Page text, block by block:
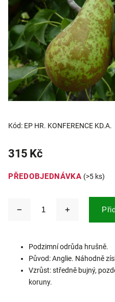
Kód: EP HR. KONFERENCE KD.A.
315 Kč
PŘEDOBJEDNÁVKA (>5 ks)
Podzimní odrůda hrušně.
Původ: Anglie. Náhodně
Vzrůst: středně bujný,
koruny.